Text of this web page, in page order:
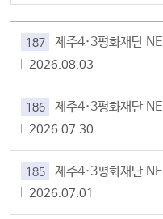
187
2026.08.03
186
2026.07.30
185
2026.07.01